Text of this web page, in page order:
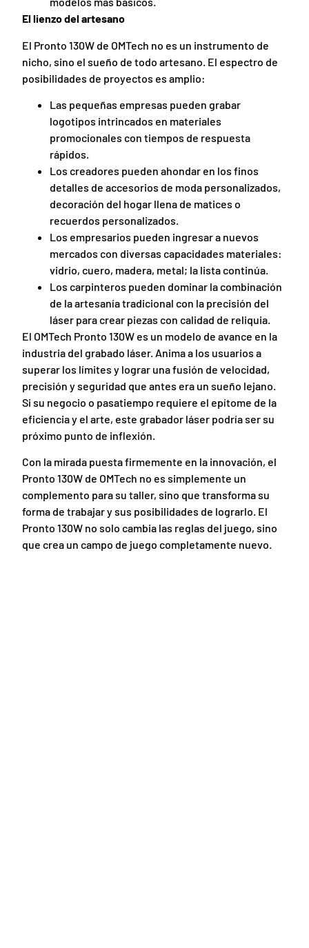
El lienzo del artesano
El Pronto 130W de OMTech no es un instrumento de
nicho, sino el sueño de todo artesano. El espectro de
posibilidades de proyectos es amplio:
Las pequeñas empresas pueden grabar
logotipos intrincados en materiales
promocionales con tiempos de respuesta
rápidos.
Los creadores pueden ahondar en los finos
detalles de accesorios de moda personalizados,
decoración del hogar llena de matices o
recuerdos personalizados.
Los empresarios pueden ingresar a nuevos
mercados con diversas capacidades materiales:
vidrio, cuero, madera, metal; la lista continúa.
Los carpinteros pueden dominar la combinación
de la artesanía tradicional con la precisión del
láser para crear piezas con calidad de reliquia.
El OMTech Pronto 130W es un modelo de avance en la
industria del grabado láser. Anima a los usuarios a
superar los límites y lograr una fusión de velocidad,
precisión y seguridad que antes era un sueño lejano.
Si su negocio o pasatiempo requiere el epítome de la
eficiencia y el arte, este grabador láser podría ser su
próximo punto de inflexión.
Con la mirada puesta firmemente en la innovación, el
Pronto 130W de OMTech no es simplemente un
complemento para su taller, sino que transforma su
forma de trabajar y sus posibilidades de lograrlo. El
Pronto 130W no solo cambia las reglas del juego, sino
que crea un campo de juego completamente nuevo.